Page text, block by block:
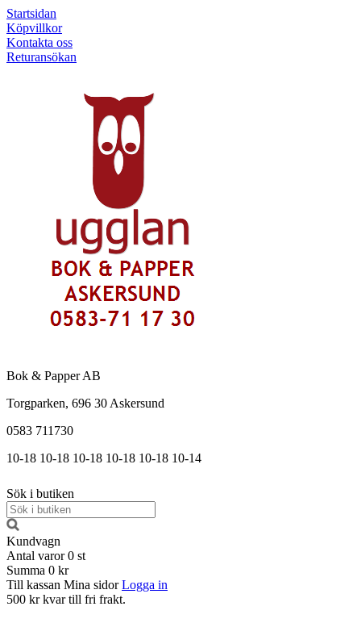
Startsidan
Köpvillkor
Kontakta oss
Returansökan
Bok & Papper AB
Torgparken, 696 30 Askersund
0583 711730
10-18 10-18 10-18 10-18 10-18 10-14
Sök i butiken
Kundvagn
Antal varor 0 st
Summa 0 kr
Till kassan Mina sidor Logga in
500 kr kvar till fri frakt.